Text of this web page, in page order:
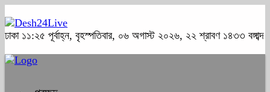
ঢাকা ১১:২৫ পূর্বাহ্ন, বৃহস্পতিবার, ০৬ অগাস্ট ২০২৬, ২২ শ্রাবণ ১৪৩৩ বঙ্গাব্দ